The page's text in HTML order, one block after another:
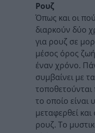
Ρουζ
Όπως και οι
διαρκούν δύο
για ρουζ σε
μέσος όρος
έναν χρόνο.
συμβαίνει με
το οποίο είναι
μεταφερθεί
ρουζ. Το